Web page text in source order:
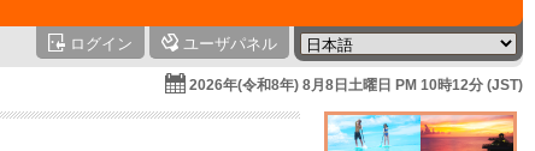
ログイン ユーザパネル
2026年(令和8年) 8月8日土曜日 PM 10時12分 (JST)